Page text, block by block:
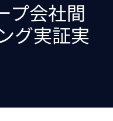
プ会社間
グ実証実